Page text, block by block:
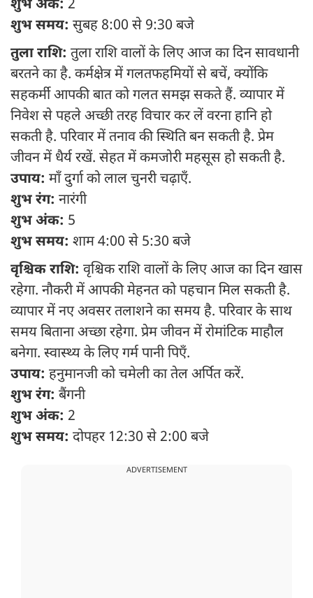
शुभ अंक: 2
शुभ समय: सुबह 8:00 से 9:30 बजे
तुला राशि: तुला राशि वालों के लिए आज का दिन सावधानी
बरतने का है. कर्मक्षेत्र में गलतफहमियों से बचें, क्योंकि
सहकर्मी आपकी बात को गलत समझ सकते हैं. व्यापार में
निवेश से पहले अच्छी तरह विचार कर लें वरना हानि हो
सकती है. परिवार में तनाव की स्थिति बन सकती है. प्रेम
जीवन में धैर्य रखें. सेहत में कमजोरी महसूस हो सकती है.
उपाय: माँ दुर्गा को लाल चुनरी चढ़ाएँ.
शुभ रंग: नारंगी
शुभ अंक: 5
शुभ समय: शाम 4:00 से 5:30 बजे
वृश्चिक राशि: वृश्चिक राशि वालों के लिए आज का दिन खास
रहेगा. नौकरी में आपकी मेहनत को पहचान मिल सकती है.
व्यापार में नए अवसर तलाशने का समय है. परिवार के साथ
समय बिताना अच्छा रहेगा. प्रेम जीवन में रोमांटिक माहौल
बनेगा. स्वास्थ्य के लिए गर्म पानी पिएँ.
उपाय: हनुमानजी को चमेली का तेल अर्पित करें.
शुभ रंग: बैंगनी
शुभ अंक: 2
शुभ समय: दोपहर 12:30 से 2:00 बजे
ADVERTISEMENT